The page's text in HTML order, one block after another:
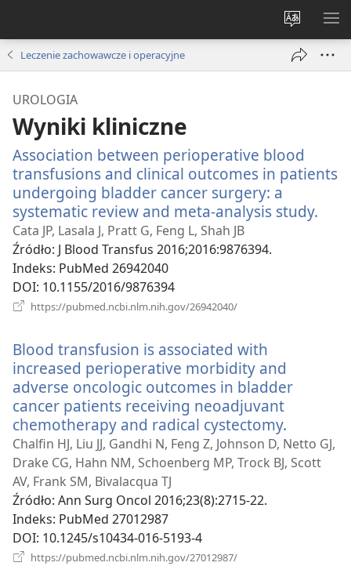
Wybór
języka
Leczenie zachowawcze i operacyjne
UROLOGIA
Wyniki kliniczne
Association between perioperative blood
transfusions and clinical outcomes in patients
undergoing bladder cancer surgery: a
systematic review and meta-analysis study.
Cata JP, Lasala J, Pratt G, Feng L, Shah JB
Źródło‎: J Blood Transfus 2016;2016:9876394.
Indeks‎: PubMed 26942040
DOI‎: 10.1155/2016/9876394
https://pubmed.ncbi.nlm.nih.gov/26942040/
Blood transfusion is associated with
increased perioperative morbidity and
adverse oncologic outcomes in bladder
cancer patients receiving neoadjuvant
chemotherapy and radical cystectomy.
new
window)
Chalfin HJ, Liu JJ, Gandhi N, Feng Z, Johnson D, Netto GJ,
Drake CG, Hahn NM, Schoenberg MP, Trock BJ, Scott
AV, Frank SM, Bivalacqua TJ
Źródło‎: Ann Surg Oncol 2016;23(8):2715-22.
Indeks‎: PubMed 27012987
DOI‎: 10.1245/s10434-016-5193-4
https://pubmed.ncbi.nlm.nih.gov/27012987/